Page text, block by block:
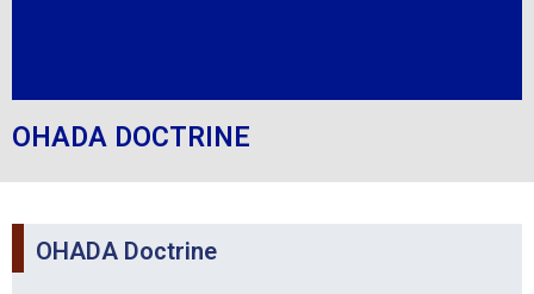
OHADA DOCTRINE
OHADA Doctrine